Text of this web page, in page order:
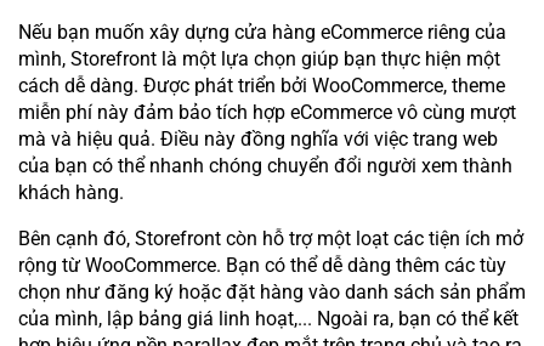
Nếu bạn muốn xây dựng cửa hàng eCommerce riêng của
mình, Storefront là một lựa chọn giúp bạn thực hiện một
cách dễ dàng. Được phát triển bởi WooCommerce, theme
miễn phí này đảm bảo tích hợp eCommerce vô cùng mượt
mà và hiệu quả. Điều này đồng nghĩa với việc trang web
của bạn có thể nhanh chóng chuyển đổi người xem thành
khách hàng.
Bên cạnh đó, Storefront còn hỗ trợ một loạt các tiện ích mở
rộng từ WooCommerce. Bạn có thể dễ dàng thêm các tùy
chọn như đăng ký hoặc đặt hàng vào danh sách sản phẩm
của mình, lập bảng giá linh hoạt,... Ngoài ra, bạn có thể kết